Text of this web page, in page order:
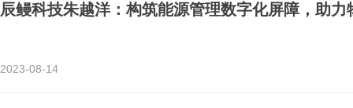
辰鳗科技朱越洋：构筑能源管理数字化屏障，助力
2023-08-14